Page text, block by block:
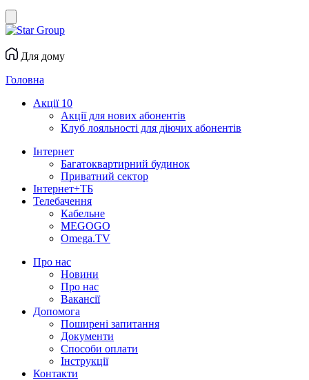
Для дому
Головна
Акції 10
Акції для нових абонентів
Клуб лояльності для діючих абонентів
Інтернет
Багатоквартирний будинок
Приватний сектор
Інтернет+ТБ
Телебачення
Кабельне
MEGOGO
Omega.TV
Про нас
Новини
Про нас
Вакансії
Допомога
Поширені запитання
Документи
Способи оплати
Інструкції
Контакти